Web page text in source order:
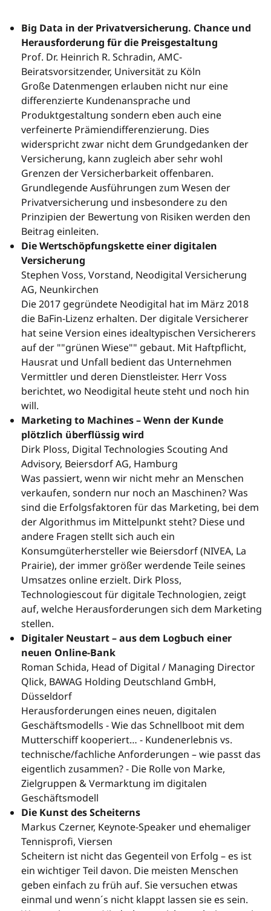
Big Data in der Privatversicherung. Chance und
Herausforderung für die Preisgestaltung
Prof. Dr. Heinrich R. Schradin, AMC-
Beiratsvorsitzender, Universität zu Köln
Große Datenmengen erlauben nicht nur eine
differenzierte Kundenansprache und
Produktgestaltung sondern eben auch eine
verfeinerte Prämiendifferenzierung. Dies
widerspricht zwar nicht dem Grundgedanken der
Versicherung, kann zugleich aber sehr wohl
Grenzen der Versicherbarkeit offenbaren.
Grundlegende Ausführungen zum Wesen der
Privatversicherung und insbesondere zu den
Prinzipien der Bewertung von Risiken werden den
Beitrag einleiten.
Die Wertschöpfungskette einer digitalen
Versicherung
Stephen Voss, Vorstand, Neodigital Versicherung
AG, Neunkirchen
Die 2017 gegründete Neodigital hat im März 2018
die BaFin-Lizenz erhalten. Der digitale Versicherer
hat seine Version eines idealtypischen Versicherers
auf der ""grünen Wiese"" gebaut. Mit Haftpflicht,
Hausrat und Unfall bedient das Unternehmen
Vermittler und deren Dienstleister. Herr Voss
berichtet, wo Neodigital heute steht und noch hin
will.
Marketing to Machines – Wenn der Kunde
plötzlich überflüssig wird
Dirk Ploss, Digital Technologies Scouting And
Advisory, Beiersdorf AG, Hamburg
Was passiert, wenn wir nicht mehr an Menschen
verkaufen, sondern nur noch an Maschinen? Was
sind die Erfolgsfaktoren für das Marketing, bei dem
der Algorithmus im Mittelpunkt steht? Diese und
andere Fragen stellt sich auch ein
Konsumgüterhersteller wie Beiersdorf (NIVEA, La
Prairie), der immer größer werdende Teile seines
Umsatzes online erzielt. Dirk Ploss,
Technologiescout für digitale Technologien, zeigt
auf, welche Herausforderungen sich dem Marketing
stellen.
Digitaler Neustart – aus dem Logbuch einer
neuen Online-Bank
Roman Schida, Head of Digital / Managing Director
Qlick, BAWAG Holding Deutschland GmbH,
Düsseldorf
Herausforderungen eines neuen, digitalen
Geschäftsmodells - Wie das Schnellboot mit dem
Mutterschiff kooperiert… - Kundenerlebnis vs.
technische/fachliche Anforderungen – wie passt das
eigentlich zusammen? - Die Rolle von Marke,
Zielgruppen & Vermarktung im digitalen
Geschäftsmodell
Die Kunst des Scheiterns
Markus Czerner, Keynote-Speaker und ehemaliger
Tennisprofi, Viersen
Scheitern ist nicht das Gegenteil von Erfolg – es ist
ein wichtiger Teil davon. Die meisten Menschen
geben einfach zu früh auf. Sie versuchen etwas
einmal und wenn´s nicht klappt lassen sie es sein.